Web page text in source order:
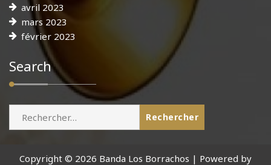
avril 2023
mars 2023
février 2023
Search
Copyright © 2026 Banda Los Borrachos | Powered by